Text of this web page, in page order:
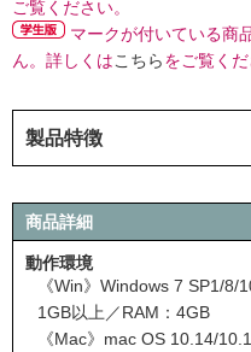
ご覧ください。
マークが付いている商
ん。詳しくはこちらをご覧くだ
製品特徴
商品詳細
動作環境
《Win》Windows 7 SP1/8/
1GB以上／RAM：4GB
《Mac》mac OS 10.14/